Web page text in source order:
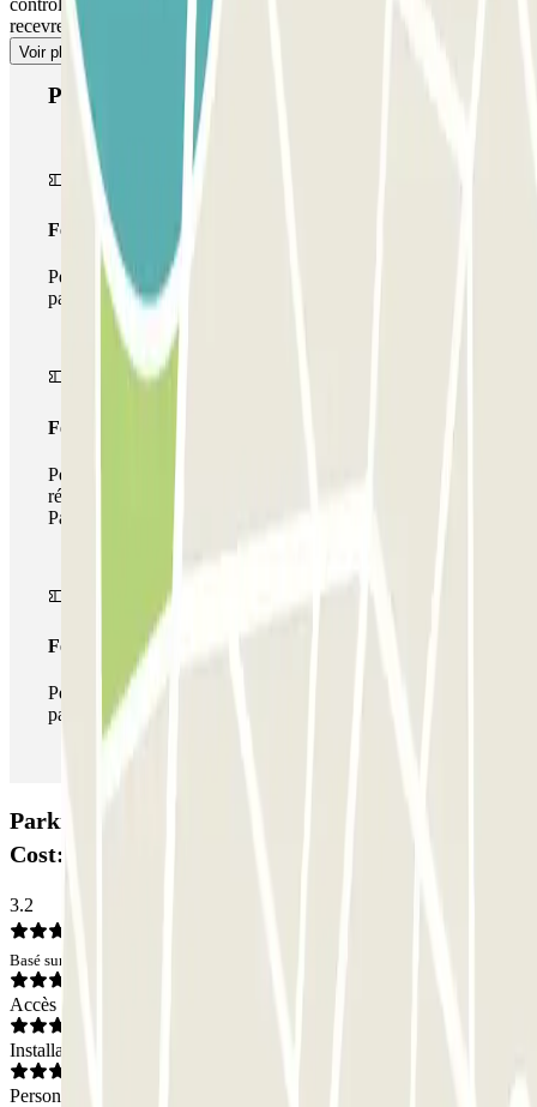
contrôle. En fournissant votre référence de réservation, vous
recevrez des instructions sur la marche à suivre.
Voir plus
Produits Parclick
Forfait Simple
Pendant votre séjour, vous ne pourrez entrer et sortir du
parking qu'une seule fois
Forfait de stationnement multiple
Pendant votre séjour, vous pouvez utiliser l'ensemble du
réseau de parkings de cet opérateur disponible sur
Parclick.
Forfait illimité
Pendant votre séjour, vous pouvez entrer et sortir du
parking aussi souvent que vous le souhaitez.
Parking SABA Perugia Piazzale Europa Low
Cost: Avis
3.2
Basé sur 2 avis
Accès
Installations
Personnel